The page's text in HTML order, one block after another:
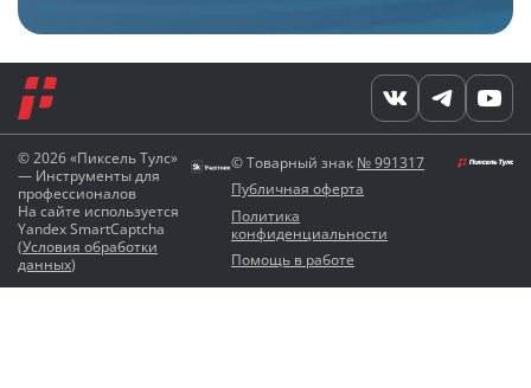
© 2026 «Пиксель Тулс»
— Инструменты для
профессионалов
На сайте используется
Yandex SmartCaptcha
(Условия обработки
данных)
© Товарный знак № 991317
Публичная оферта
Политика
конфиденциальности
Помощь в работе